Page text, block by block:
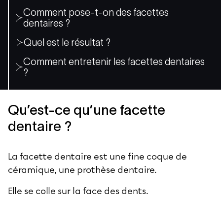
Comment pose-t-on des facettes
dentaires ?
Quel est le résultat ?
Comment entretenir les facettes dentaires
?
Qu’est-ce qu’une facette
dentaire ?
La facette dentaire est une fine coque de
céramique, une prothèse dentaire.
Elle se colle sur la face des dents.